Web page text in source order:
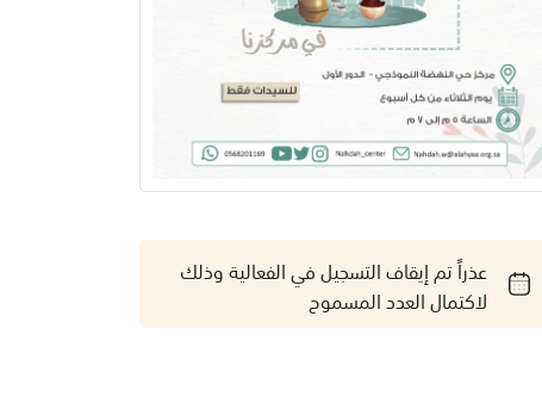
عذراً تم إيقاف التسجيل في الفعالية وذلك
لاكتمال العدد المسموح